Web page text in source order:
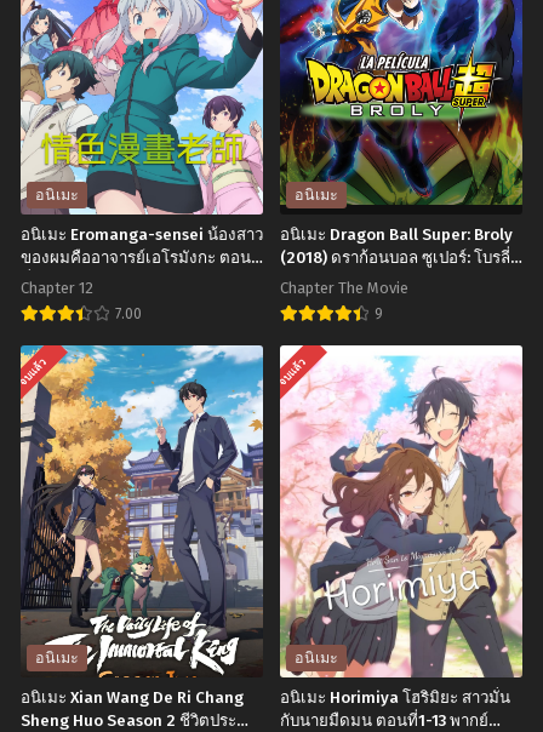
อนิเมะ
อนิเมะ Eromanga-sensei น้องสาว
ของผมคืออาจารย์เอโรมังกะ ตอน
ที่1-12 ซับไทย
Chapter 12
7.00
อ
นิ
เมะ
Eromanga-
sensei
น้อง
สาว
ของ
ผม
คือ
อาจารย์
เอ
อนิเมะ
อนิเมะ Dragon Ball Super: Broly
(2018) ดราก้อนบอล ซูเปอร์: โบรลี่
พากย์ไทย
Chapter The Movie
9
อ
นิ
เมะ
Dragon
Ball
Super:
Broly
(2018)
ดรา
ก้อน
บอล
ซู
จบแล้ว
อนิเมะ
อนิเมะ Xian Wang De Ri Chang
Sheng Huo Season 2 ชีวิตประจำ
จบแล้ว
อนิเมะ
อนิเมะ Horimiya โฮริมิยะ สาวมั่น
กับนายมืดมน ตอนที่1-13 พากย์